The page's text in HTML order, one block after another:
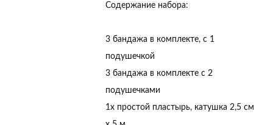
Содержание набора:
3 бандажа в комплекте, с 1
подушечкой
3 бандажа в комплекте с 2
подушечками
1x простой пластырь, катушка 2,5 см